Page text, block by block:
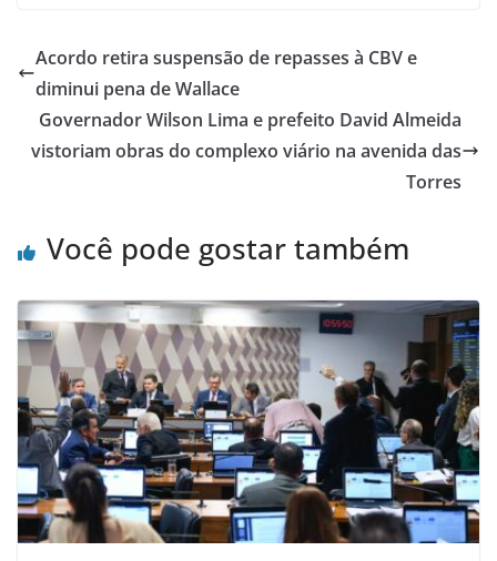
Acordo retira suspensão de repasses à CBV e
diminui pena de Wallace
Governador Wilson Lima e prefeito David Almeida
vistoriam obras do complexo viário na avenida das
Torres
Você pode gostar também